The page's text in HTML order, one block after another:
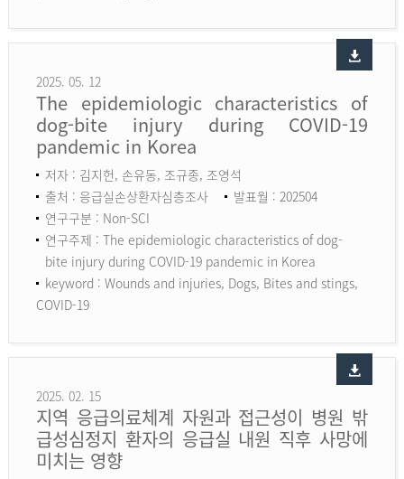
2025. 05. 12
The epidemiologic characteristics of
dog-bite injury during COVID-19
pandemic in Korea
저자 : 김지헌, 손유동, 조규종, 조영석
출처 : 응급실손상환자심층조사
발표월 : 202504
연구구분 : Non-SCI
연구주제 : The epidemiologic characteristics of dog-
bite injury during COVID-19 pandemic in Korea
keyword : Wounds and injuries, Dogs, Bites and stings,
COVID-19
2025. 02. 15
지역 응급의료체계 자원과 접근성이 병원 밖
급성심정지 환자의 응급실 내원 직후 사망에
미치는 영향